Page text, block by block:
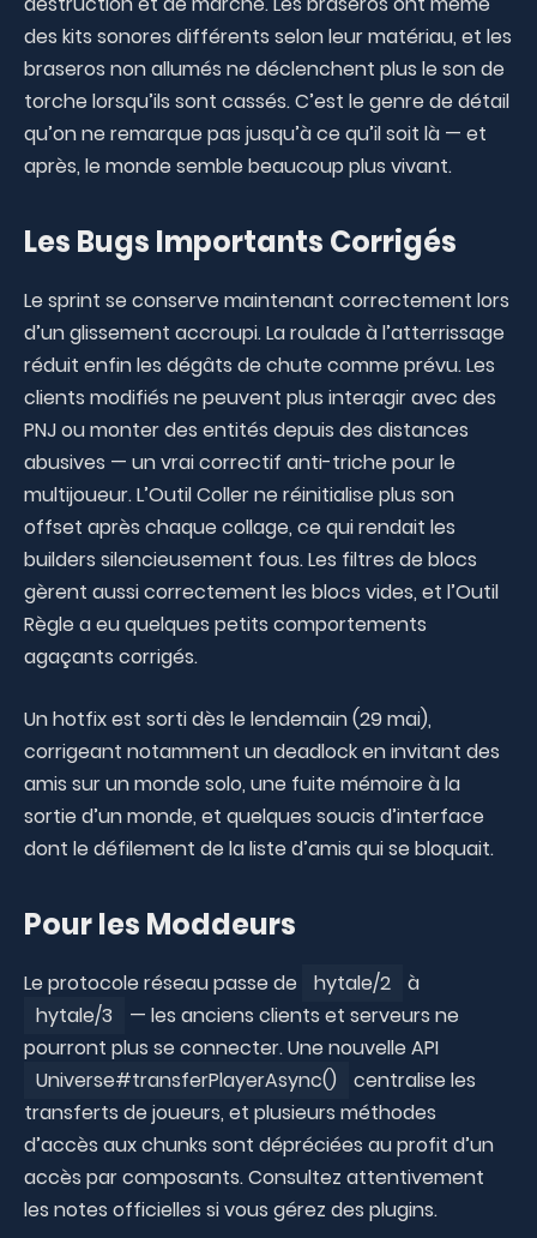
des kits sonores différents selon leur matériau, et les
braseros non allumés ne déclenchent plus le son de
torche lorsqu’ils sont cassés. C’est le genre de détail
qu’on ne remarque pas jusqu’à ce qu’il soit là — et
après, le monde semble beaucoup plus vivant.
Les Bugs Importants Corrigés
Le sprint se conserve maintenant correctement lors
d’un glissement accroupi. La roulade à l’atterrissage
réduit enfin les dégâts de chute comme prévu. Les
clients modifiés ne peuvent plus interagir avec des
PNJ ou monter des entités depuis des distances
abusives — un vrai correctif anti-triche pour le
multijoueur. L’Outil Coller ne réinitialise plus son
offset après chaque collage, ce qui rendait les
builders silencieusement fous. Les filtres de blocs
gèrent aussi correctement les blocs vides, et l’Outil
Règle a eu quelques petits comportements
agaçants corrigés.
Un hotfix est sorti dès le lendemain (29 mai),
corrigeant notamment un deadlock en invitant des
amis sur un monde solo, une fuite mémoire à la
sortie d’un monde, et quelques soucis d’interface
dont le défilement de la liste d’amis qui se bloquait.
Pour les Moddeurs
Le protocole réseau passe de hytale/2
à
hytale/3
— les anciens clients et serveurs ne
pourront plus se connecter. Une nouvelle API
Universe#transferPlayerAsync()
centralise les
transferts de joueurs, et plusieurs méthodes
d’accès aux chunks sont dépréciées au profit d’un
accès par composants. Consultez attentivement
les notes officielles si vous gérez des plugins.